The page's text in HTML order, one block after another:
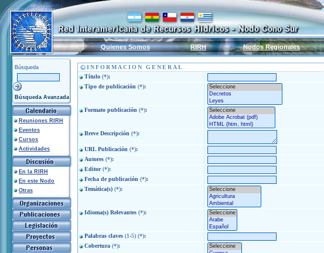
Quienes Somos RIRH Nodos Regionales
Búsqueda
Búsqueda Avanzada
Reuniones RIRH
Eventos
Cursos
Actividades
En la RIRH
En este Nodo
Otras
INFORMACION GENERAL
Título (*):
Tipo de publicación (*):
Formato publicación (*):
Breve Descripción (*):
URL Publicación (*):
Autores (*):
Editor(*):
Fecha de publicación (*):
Temática(s) (*):
Idioma(s) Relevantes (*):
Palabras claves (1-5) (*):
Cobertura (*):